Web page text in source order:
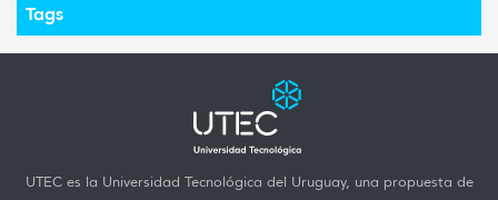
Tags
UTEC es la Universidad Tecnológica del Uruguay, una propuesta de